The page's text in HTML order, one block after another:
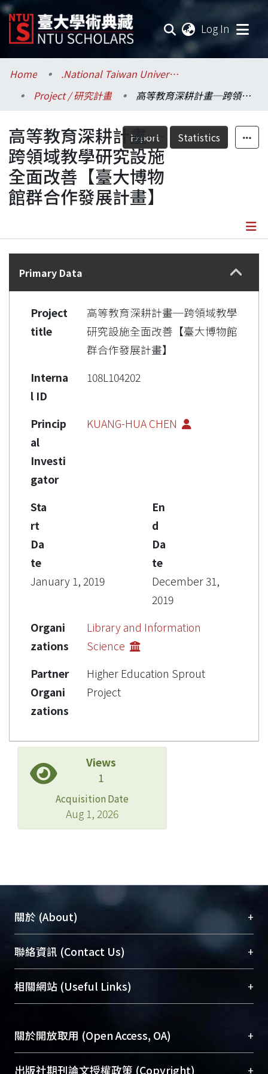
Log In
Communities & Collections
Research Outputs
Fundings & Projects
Researchers
Organizations
Home
.National Taiwan University / 國立臺灣大學
Project / 研究計畫
高等教育深耕計畫─跨領域教學研究設施全面改善【臺大博物館群合作發展計畫】
Export Statistics
高等教育深耕計畫─
跨領域教學研究設施
全面改善【臺大博物
館群合作發展計畫】
Details
Primary Data
Project
title
高等教育深耕計畫─跨領域教學
研究設施全面改善【臺大博物館
群合作發展計畫】
Interna
l ID
108L104202
Princip
al
Investi
gator
KUANG-HUA CHEN
Sta
rt
Da
te
January 1, 2019
En
d
Da
te
December 31,
2019
Organi
zations
Library and Information
Science
Partner
Organi
zations
Higher Education Sprout
Project
Views
1
Acquisition Date
Aug 1, 2026
關於 (About) +
臺大位居世界頂尖大學之列，為永久珍藏及向國際
展現本校豐碩的研究成果及學術能量，圖書館整合
機構典藏（NTUR）與學術庫（AH）不同功能平
台，成為臺大學術典藏NTU scholars。期能整合研
成果。
To permanently archive and promote researcher
profiles and scholarly works, Library integrates the
聯絡資訊 (Contact Us) +
總館學科館員(Main Library)
醫學圖書館學科館員(Medical Library)
Sciences Library)
相關網站 (Useful Links) +
關於開放取用 (Open Access, OA) +
開放取用是從使用者角度提升資訊取用性的社會運
出版社期刊論文授權政策 (Copyright) +